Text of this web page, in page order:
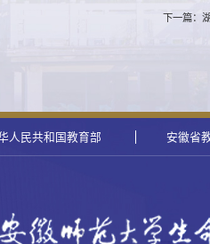
下一篇：
人民共和国教育部 安徽省